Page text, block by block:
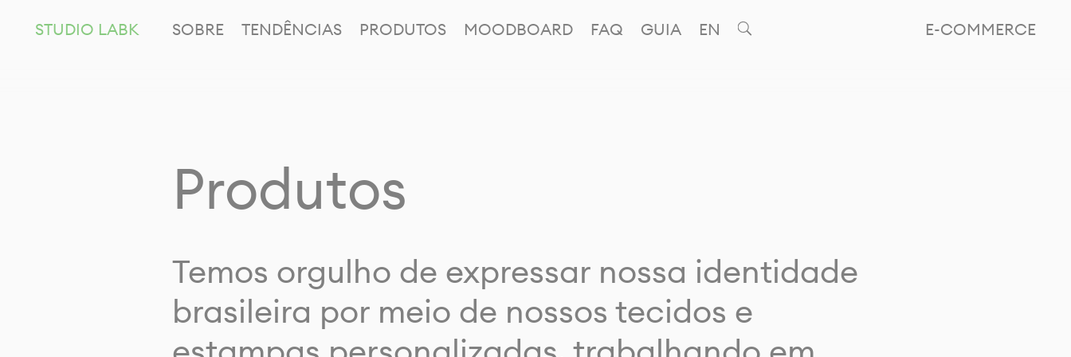
E-COMMERCE
STUDIO LABK SOBRE TENDÊNCIAS PRODUTOS MOODBOARD FAQ GUIA EN
Produtos
Temos orgulho de expressar nossa identidade
brasileira por meio de nossos tecidos e